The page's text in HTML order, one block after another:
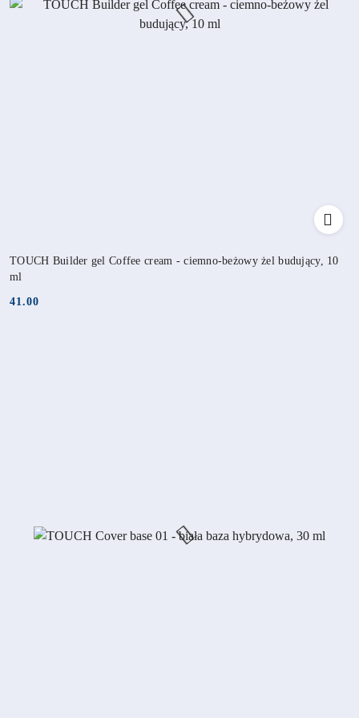
TOUCH Builder gel Coffee cream - ciemno-beżowy żel budujący, 10
ml
Cena:
41.00